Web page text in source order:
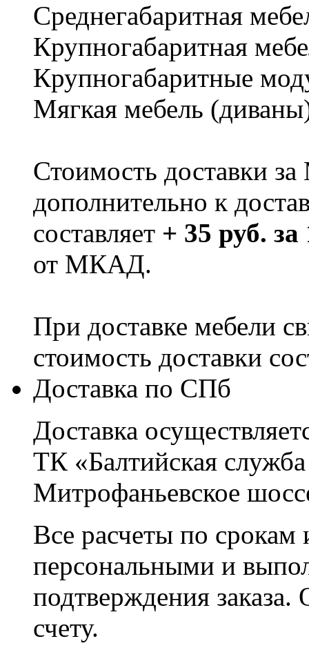
Cреднегабаритная
Крупногабаритная
Крупногабаритные
Мягкая мебель
Стоимость доставки
дополнительно к
составляет + 35 руб.
от МКАД.
При доставке мебели
стоимость доставки
Доставка по СПб
Доставка
ТК «Балтийская
Митрофаньевское
Все расчеты по срокам
персональными и
подтверждения заказа.
счету.